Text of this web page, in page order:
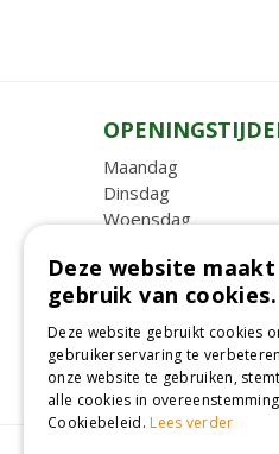
Maandag
Dinsdag
Woensdag
Vrijdag
Zaterdag
Toon alle
Deze website maakt
gebruik van cookies.
Deze website gebruikt cookies
gebruikerservaring te
onze website te gebruiken,
alle cookies in
Cookiebeleid.Lees verder